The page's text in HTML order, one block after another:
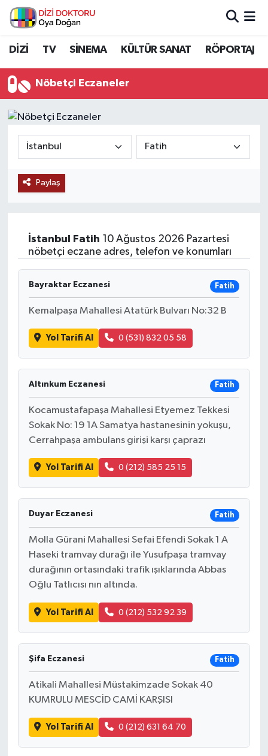
DİZİ TV SİNEMA KÜLTÜR SANAT RÖPORTAJ
Nöbetçi Eczaneler
Paylaş
İstanbul Fatih 10 Ağustos 2026 Pazartesi
nöbetçi eczane adres, telefon ve konumları
Bayraktar Eczanesi Fatih
Kemalpaşa Mahallesi Atatürk Bulvarı No:32 B
Yol Tarifi Al 0 (531) 832 05 58
Altınkum Eczanesi Fatih
Kocamustafapaşa Mahallesi Etyemez Tekkesi
Sokak No: 19 1A Samatya hastanesinin yokuşu,
Cerrahpaşa ambulans girişi karşı çaprazı
Yol Tarifi Al 0 (212) 585 25 15
Duyar Eczanesi Fatih
Molla Gürani Mahallesi Sefai Efendi Sokak 1 A
Haseki tramvay durağı ile Yusufpaşa tramvay
durağının ortasındaki trafik ışıklarında Abbas
Oğlu Tatlıcısı nın altında.
Yol Tarifi Al 0 (212) 532 92 39
Şifa Eczanesi Fatih
Atikali Mahallesi Müstakimzade Sokak 40
KUMRULU MESCİD CAMİ KARŞISI
Yol Tarifi Al 0 (212) 631 64 70
İstanbul Nöbetçi Eczaneler
İstanbul Trafik Yoğunluk Haritası
Haber Arşivi